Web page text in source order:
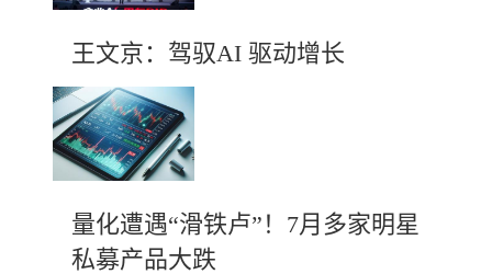
王文京：驾驭AI 驱动增长
量化遭遇“滑铁卢”！7月多家明星
私募产品大跌